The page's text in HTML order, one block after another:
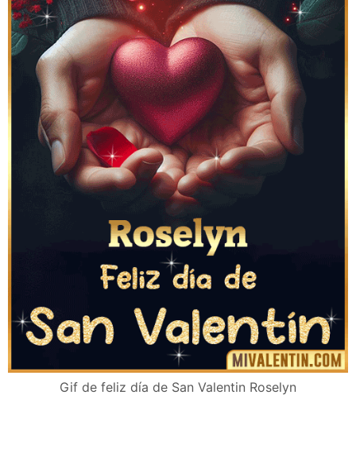
Gif de feliz día de San Valentin Roselyn